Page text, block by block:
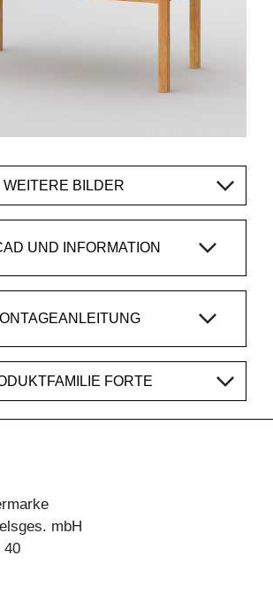
WEITERE BILDER
UND INFORMATION
FORTE
mbH
40